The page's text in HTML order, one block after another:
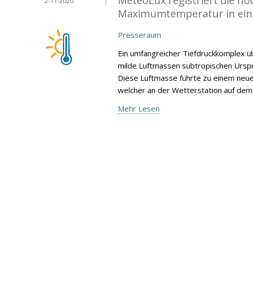
Maximumtemperatur in
Presseraum
Ein umfangreicher Tiefdruckkomplex
milde Luftmassen subtropischen
Diese Luftmasse führte zu einem
welcher an der Wetterstation auf
Mehr Lesen